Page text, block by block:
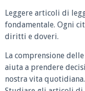
Leggere articoli di
fondamentale. Ogni
diritti e doveri.
La comprensione
aiuta a prendere
nostra vita